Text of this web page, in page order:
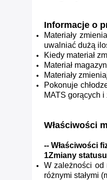
Informacje o
Materiały
uwalniać dużą
Kiedy materiał
Materiał
Materiały
Pokonuje
MATS gorących
Właściwości
-- Właściwości
1Zmiany statusu
W zależności od
różnymi stałymi